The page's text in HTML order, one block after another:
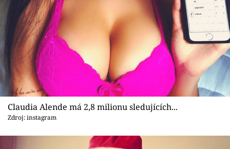
Videa
Sledujte prima+
Přihlášení
Sledujte nás
Claudia Alende má 2,8 milionu sledujících...
Zdroj: instagram